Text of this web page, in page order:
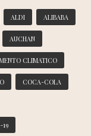
ALDI ALIBABA
AUCHAN
CLIMATICO
COCA-COLA
19